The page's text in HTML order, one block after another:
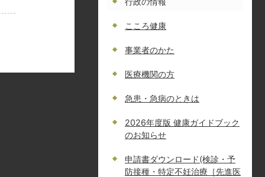
こころ健康
事業者のかた
医療機関の方
急患・急病のときは
2026年度版 健康ガイドブック
のお知らせ
申請書ダウンロード(検診・予
防接種・特定不妊治療［先進医